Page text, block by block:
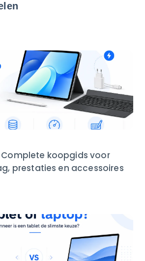
koopgids voor
prestaties en accessoires